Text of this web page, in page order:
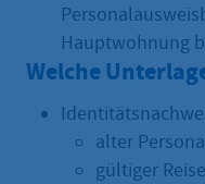
Hauptwohnung
Welche
alter
gültiger